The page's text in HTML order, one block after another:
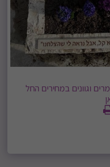
וגוונים במחירים החל